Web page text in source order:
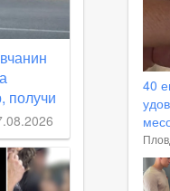
получи
40